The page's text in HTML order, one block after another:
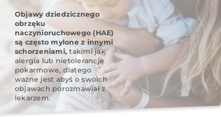
Objawy dziedzicznego
obrzęku
naczynioruchowego (HAE)
są często mylone z innymi
schorzeniami, takimi jak
alergia lub nietolerancje
pokarmowe, dlatego
ważne jest abyś o swoich
objawach porozmawiał z
lekarzem.